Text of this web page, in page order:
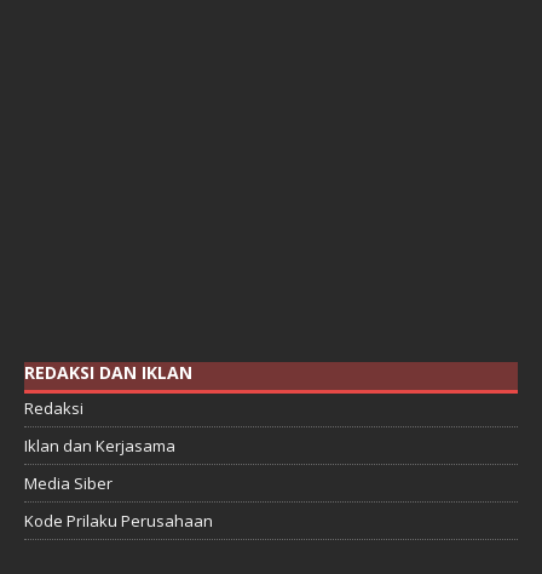
REDAKSI DAN IKLAN
Redaksi
Iklan dan Kerjasama
Media Siber
Kode Prilaku Perusahaan